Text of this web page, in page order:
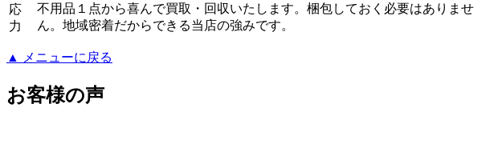
応
力
不用品１点から喜んで買取・回収いたします。梱包しておく必要はありませ
ん。地域密着だからできる当店の強みです。
▲ メニューに戻る
お客様の声